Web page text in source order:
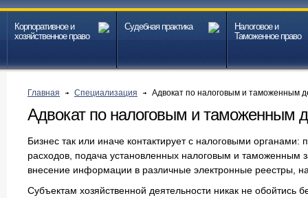
Корпоративное и
хозяйственное право
Судебная практика
Налоговое и
Таможенное право
Главная Специализация Адвокат по налоговым и таможенным
Адвокат по налоговым и таможенным
Бизнес так или иначе контактирует с налоговыми органами:
расходов, подача установленных налоговым и таможенным
внесение информации в различные электронные реестры,
Субъектам хозяйственной деятельности никак не обойтись